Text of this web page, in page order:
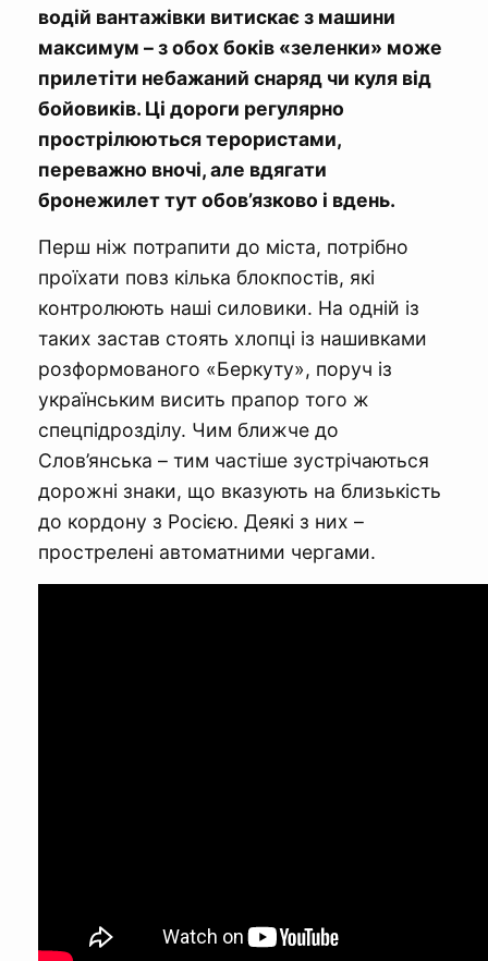
водій вантажівки витискає з машини
максимум – з обох боків «зеленки» може
прилетіти небажаний снаряд чи куля від
бойовиків. Ці дороги регулярно
прострілюються терористами,
переважно вночі, але вдягати
бронежилет тут обов’язково і вдень.
Перш ніж потрапити до міста, потрібно
проїхати повз кілька блокпостів, які
контролюють наші силовики. На одній із
таких застав стоять хлопці із нашивками
розформованого «Беркуту», поруч із
українським висить прапор того ж
спецпідрозділу. Чим ближче до
Слов’янська – тим частіше зустрічаються
дорожні знаки, що вказують на близькість
до кордону з Росією. Деякі з них –
прострелені автоматними чергами.